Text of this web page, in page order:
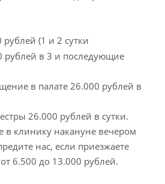
рублей (1 и 2 сутки
рублей в 3 и последующие
в палате 26.000 рублей в
26.000 рублей в сутки.
в клинику накануне вечером
нас, если приезжаете
6.500 до 13.000 рублей.